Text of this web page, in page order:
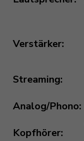
Verstärker:
Streaming:
Analog/Phono:
Kopfhörer: